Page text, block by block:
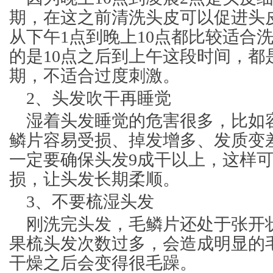
期，在这之前清洗头皮可以促进头
从下午1点到晚上10点都比较适合
的是10点之后到上午这段时间，都
期，不适合过度刺激。
2、头发吹干再睡觉
湿着头发睡觉的危害很多，比如
鳞片容易受损、掉发增多、发质变
一定要确保头发9成干以上，这样
损，让头发长期柔顺。
3、不要梳湿头发
刚洗完头发，毛鳞片还处于张开
果梳头发次数过多，会造成明显的
干燥之后会变得很毛躁。